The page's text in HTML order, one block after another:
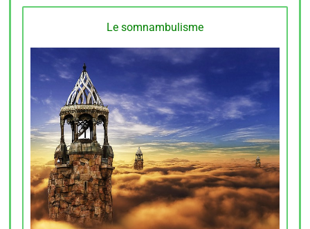
Le somnambulisme